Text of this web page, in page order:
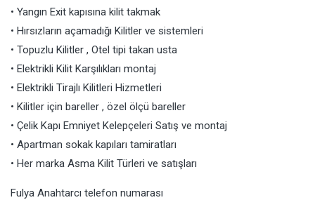
• Yangın Exit kapısına kilit takmak
• Hırsızların açamadığı Kilitler ve sistemleri
• Topuzlu Kilitler , Otel tipi takan usta
• Elektrikli Kilit Karşılıkları montaj
• Elektrikli Tirajlı Kilitleri Hizmetleri
• Kilitler için bareller , özel ölçü bareller
• Çelik Kapı Emniyet Kelepçeleri Satış ve montaj
• Apartman sokak kapıları tamiratları
• Her marka Asma Kilit Türleri ve satışları
Fulya Anahtarcı telefon numarası